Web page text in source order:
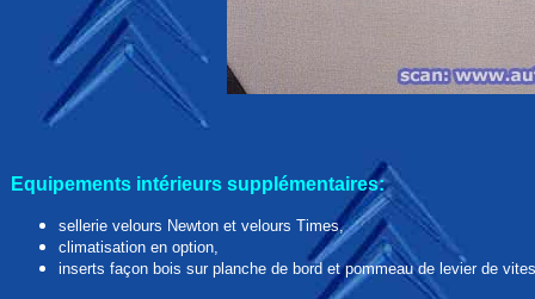
Equipements intérieurs supplémentaires:
sellerie velours Newton et velours Times,
climatisation en option,
inserts façon bois sur planche de bord et pommeau de levier de